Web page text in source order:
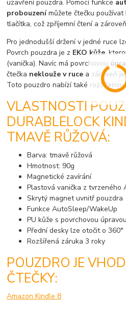
uzavření pouzdra. Pomocí funkce
probouzenímůžete čtečku
tlačítka, což zpříjemní čtení a
Pro jednodušší držení v jedné ruce
Povrch pouzdra je z EKO kůže,
(vanička). Navíc má povrchovou
čtečka neklouže v ruce a zároveň
Toto pouzdro nabízí také
VLASTNOSTI
DURABLELOCK
TMAVĚ RŮŽOVÁ:
Barva: tmavě růžová
Hmotnost: 90g
Magnetické zavírání
Plastová vanička z tvrzeného
Skrytý magnet uvnitř pouzdra
Funkce AutoSleep/WakeUp
PU kůže s povrchovou úpravou
Přední desky lze otočit o 360°
Rozšířená záruka 3 roky
POUZDRO JE
ČTEČKY:
Amazon Kindle 8